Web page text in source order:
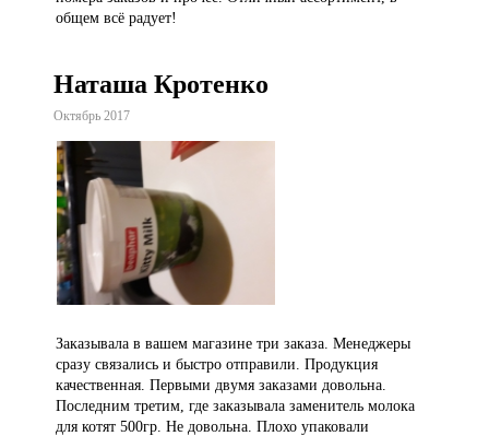
общем всё радует!
Наташа Кротенко
Октябрь 2017
Заказывала в вашем магазине три заказа. Менеджеры
сразу связались и быстро отправили. Продукция
качественная. Первыми двумя заказами довольна.
Последним третим, где заказывала заменитель молока
для котят 500гр. Не довольна. Плохо упаковали